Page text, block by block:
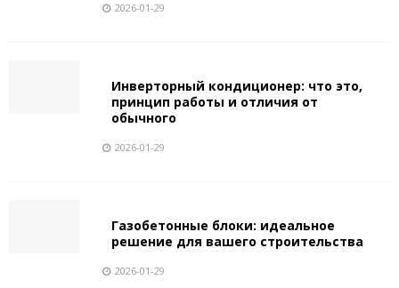
2026-01-29
Инверторный кондиционер: что это,
принцип работы и отличия от
обычного
2026-01-29
Газобетонные блоки: идеальное
решение для вашего строительства
2026-01-29